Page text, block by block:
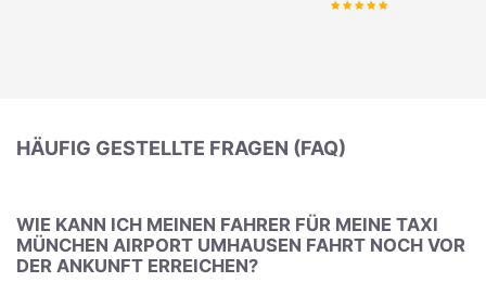
HÄUFIG GESTELLTE FRAGEN (FAQ)
WIE KANN ICH MEINEN FAHRER FÜR MEINE TAXI
MÜNCHEN AIRPORT UMHAUSEN FAHRT NOCH VOR
DER ANKUNFT ERREICHEN?